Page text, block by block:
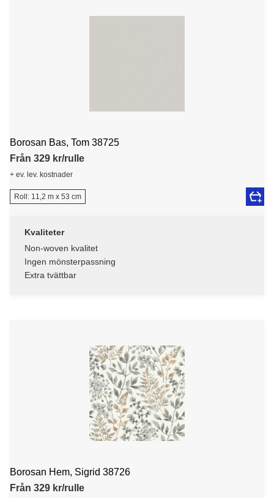
Borosan Bas, Tom 38725
Från 329 kr/rulle
+ ev. lev. kostnader
Roll: 11,2 m x 53 cm
Kvaliteter
Non-woven kvalitet
Ingen mönsterpassning
Extra tvättbar
Borosan Hem, Sigrid 38726
Från 329 kr/rulle